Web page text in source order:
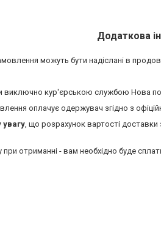
можуть бути надіслані в
кур'єрською службою Нова
оплачує одержувач згідно з
, що розрахунок вартості доставки
отриманні - вам необхідно буде